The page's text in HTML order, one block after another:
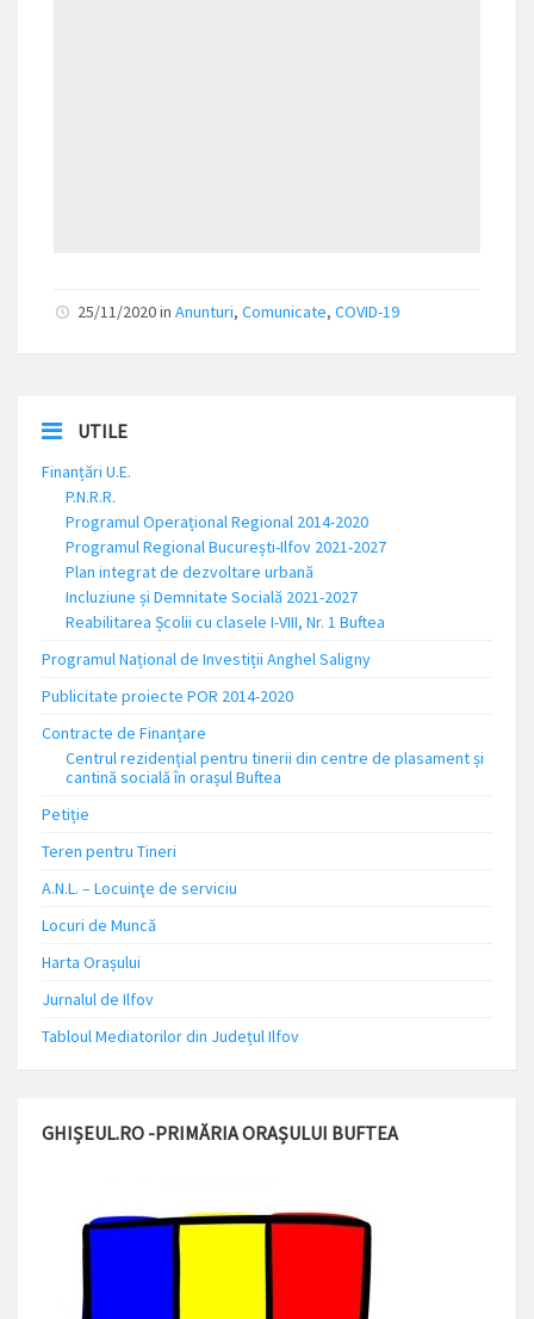
25/11/2020 in Anunturi, Comunicate, COVID-19
UTILE
Finanțări U.E.
P.N.R.R.
Programul Operațional Regional 2014-2020
Programul Regional București-Ilfov 2021-2027
Plan integrat de dezvoltare urbană
Incluziune și Demnitate Socială 2021-2027
Reabilitarea Școlii cu clasele I-VIII, Nr. 1 Buftea
Programul Național de Investiții Anghel Saligny
Publicitate proiecte POR 2014-2020
Contracte de Finanțare
Centrul rezidențial pentru tinerii din centre de plasament și
cantină socială în orașul Buftea
Petiție
Teren pentru Tineri
A.N.L. – Locuinţe de serviciu
Locuri de Muncă
Harta Orașului
Jurnalul de Ilfov
Tabloul Mediatorilor din Județul Ilfov
GHIȘEUL.RO -PRIMĂRIA ORAȘULUI BUFTEA